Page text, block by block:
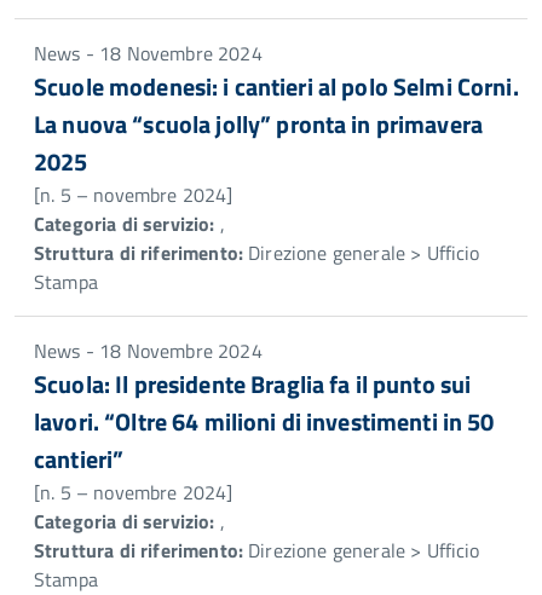
News - 18 Novembre 2024
Scuole modenesi: i cantieri al polo Selmi Corni.
La nuova “scuola jolly” pronta in primavera
2025
[n. 5 – novembre 2024]
Categoria di servizio: ,
Struttura di riferimento: Direzione generale > Ufficio
Stampa
News - 18 Novembre 2024
Scuola: Il presidente Braglia fa il punto sui
lavori. “Oltre 64 milioni di investimenti in 50
cantieri”
[n. 5 – novembre 2024]
Categoria di servizio: ,
Struttura di riferimento: Direzione generale > Ufficio
Stampa